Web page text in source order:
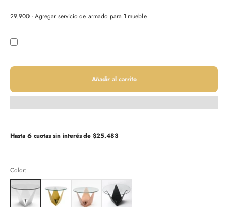
29.900 - Agregar servicio de armado para 1 mueble
Añadir al carrito
Hasta 6 cuotas sin interés de$25.483
Color: